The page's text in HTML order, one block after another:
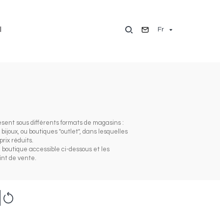
Fr
sous différents formats de magasins :
ou boutiques "outlet", dans lesquelles
réduits.
accessible ci-dessous et les
de vente.
Reset